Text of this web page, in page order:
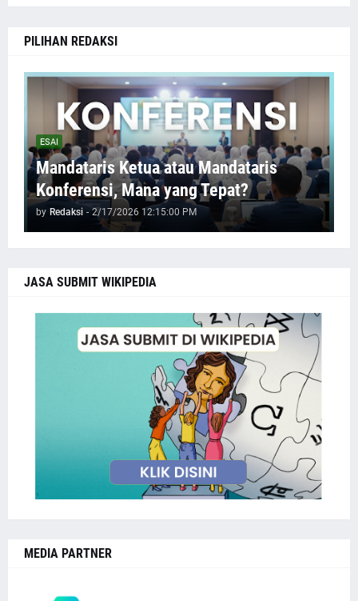
PILIHAN REDAKSI
ESAI
Mandataris Ketua atau Mandataris
Konferensi, Mana yang Tepat?
by Redaksi - 2/17/2026 12:15:00 PM
JASA SUBMIT WIKIPEDIA
MEDIA PARTNER